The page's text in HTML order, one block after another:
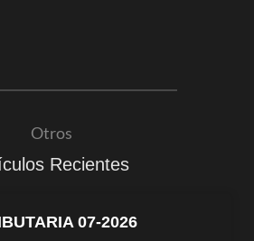
Otros
Recientes
07-2026